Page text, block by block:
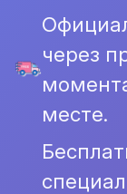
через
месте.